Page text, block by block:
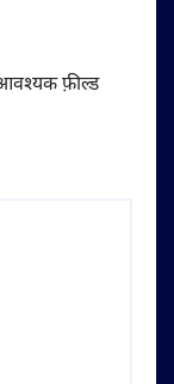
फ़ील्ड